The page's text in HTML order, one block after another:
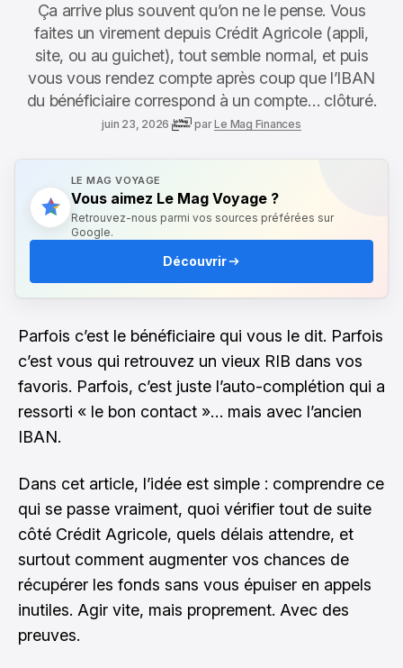
Ça arrive plus souvent qu’on ne le pense. Vous
faites un virement depuis Crédit Agricole (appli,
site, ou au guichet), tout semble normal, et puis
vous vous rendez compte après coup que l’IBAN
du bénéficiaire correspond à un compte… clôturé.
juin 23, 2026 parLe Mag Finances
LE MAG VOYAGE
Vous aimez Le Mag Voyage ?
Retrouvez-nous parmi vos sources préférées sur
Google.
Découvrir
Parfois c’est le bénéficiaire qui vous le dit. Parfois
c’est vous qui retrouvez un vieux RIB dans vos
favoris. Parfois, c’est juste l’auto-complétion qui a
ressorti « le bon contact »… mais avec l’ancien
IBAN.
Dans cet article, l’idée est simple : comprendre ce
qui se passe vraiment, quoi vérifier tout de suite
côté Crédit Agricole, quels délais attendre, et
surtout comment augmenter vos chances de
récupérer les fonds sans vous épuiser en appels
inutiles. Agir vite, mais proprement. Avec des
preuves.